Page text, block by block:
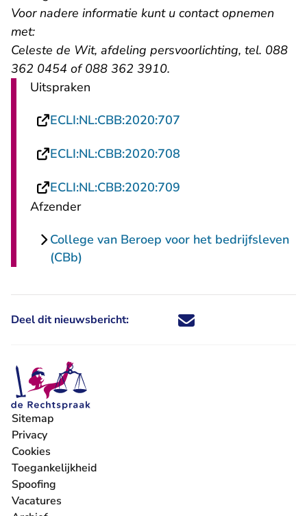
Voor nadere informatie kunt u contact opnemen
met:
Celeste de Wit, afdeling persvoorlichting, tel. 088
362 0454 of 088 362 3910.
Uitspraken
ECLI:NL:CBB:2020:707
ECLI:NL:CBB:2020:708
ECLI:NL:CBB:2020:709
Afzender
College van Beroep voor het bedrijfsleven
(CBb)
Deel dit nieuwsbericht: Deel dit nieuwsbericht via X -
Deel dit nieuwsbericht via
Deel dit nieuwsbericht
Deel dit
Sitemap
Privacy
Cookies
Toegankelijkheid
Spoofing
Vacatures
- U verlaat Rechtspraak.nl